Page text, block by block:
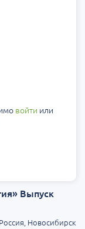
войти или
Выпуск
Россия, Новосибирск